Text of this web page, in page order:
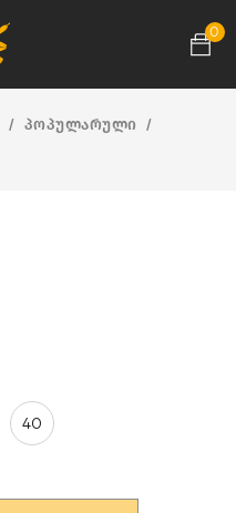
0
/ პოპულარული /
40